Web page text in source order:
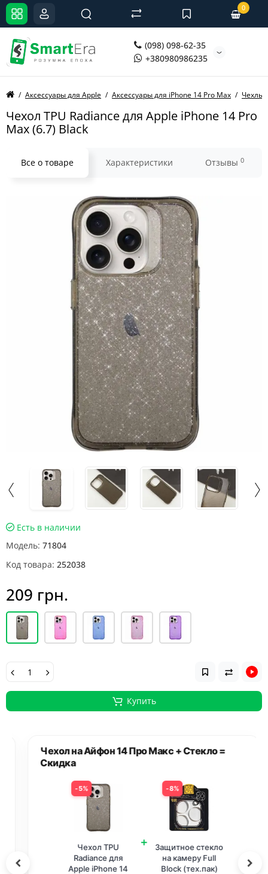
(098) 098-62-35
+380980986235
0
Аксессуары для Apple Аксессуары для iPhone 14 Pro Max Чехлы
Чехол TPU Radiance для Apple iPhone 14 Pro
Max (6.7) Black
Все о товаре Характеристики Отзывы 0
Есть в наличии
Модель: 71804
Код товара: 252038
209 грн.
Купить
Чехол на Айфон 14 Про Макс + Стекло =
Скидка
5%
Чехол TPU
Radiance для
Apple iPhone 14
8%
Защитное стекло
на камеру Full
Block (тех.пак)